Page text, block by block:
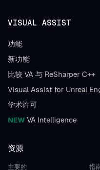
VISUAL ASSIST
功能
新功能
比较 VA 与 ReSharper C++
Visual Assist for Unreal
学术许可
NEW VA Intelligence
资源
主要的 指